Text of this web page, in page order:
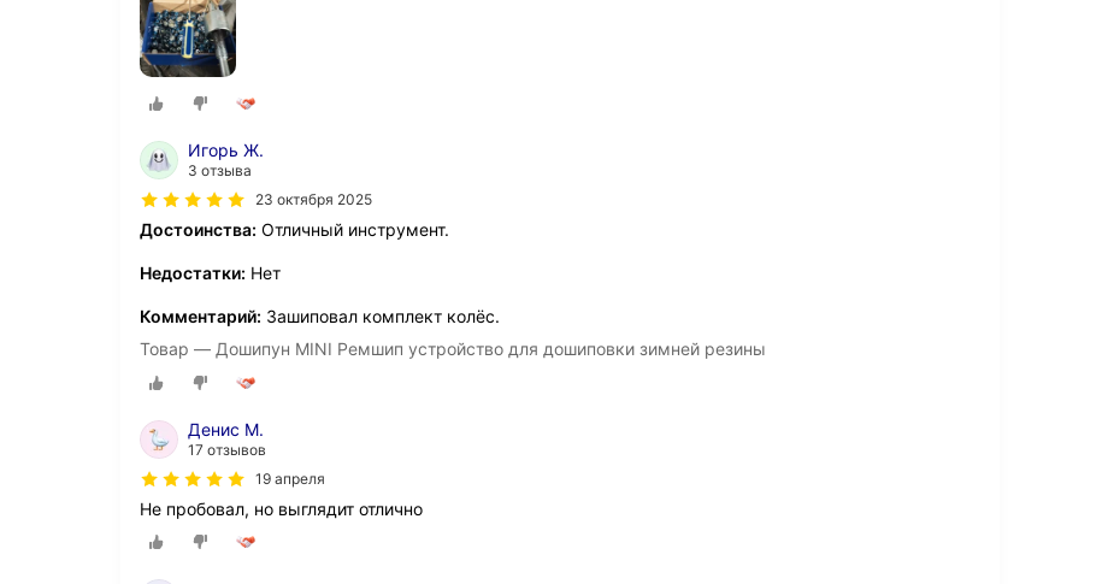
Игорь Ж.
3 отзыва
23 октября 2025
Достоинства: Отличный инструмент.
Недостатки: Нет
Комментарий: Зашиповал комплект колёс.
Товар — Дошипун MINI Ремшип устройство для дошиповки зимней резины
Денис М.
17 отзывов
19 апреля
Не пробовал, но выглядит отлично